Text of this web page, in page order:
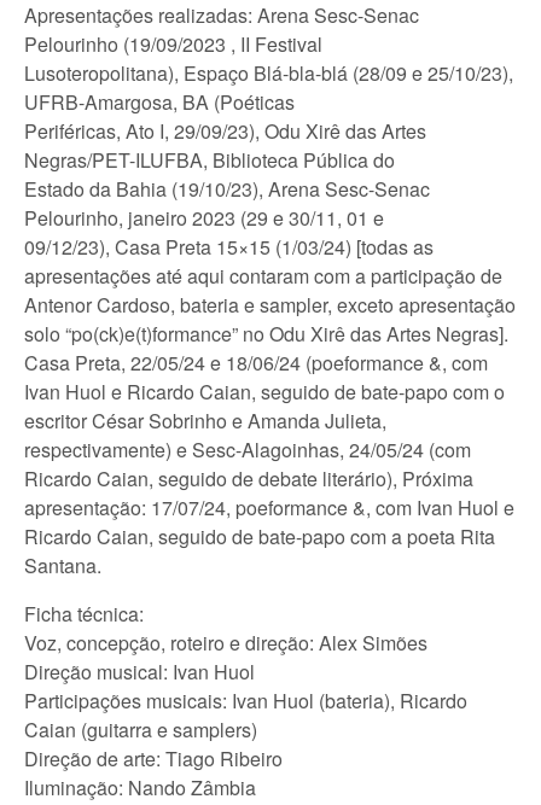
Apresentações realizadas: Arena Sesc-Senac
Pelourinho (19/09/2023 , II Festival
Lusoteropolitana), Espaço Blá-bla-blá (28/09 e 25/10/23),
UFRB-Amargosa, BA (Poéticas
Periféricas, Ato I, 29/09/23), Odu Xirê das Artes
Negras/PET-ILUFBA, Biblioteca Pública do
Estado da Bahia (19/10/23), Arena Sesc-Senac
Pelourinho, janeiro 2023 (29 e 30/11, 01 e
09/12/23), Casa Preta 15×15 (1/03/24) [todas as
apresentações até aqui contaram com a participação de
Antenor Cardoso, bateria e sampler, exceto apresentação
solo “po(ck)e(t)formance” no Odu Xirê das Artes Negras].
Casa Preta, 22/05/24 e 18/06/24 (poeformance &, com
Ivan Huol e Ricardo Caian, seguido de bate-papo com o
escritor César Sobrinho e Amanda Julieta,
respectivamente) e Sesc-Alagoinhas, 24/05/24 (com
Ricardo Caian, seguido de debate literário), Próxima
apresentação: 17/07/24, poeformance &, com Ivan Huol e
Ricardo Caian, seguido de bate-papo com a poeta Rita
Santana.
Ficha técnica:
Voz, concepção, roteiro e direção: Alex Simões
Direção musical: Ivan Huol
Participações musicais: Ivan Huol (bateria), Ricardo
Caian (guitarra e samplers)
Direção de arte: Tiago Ribeiro
Iluminação: Nando Zâmbia